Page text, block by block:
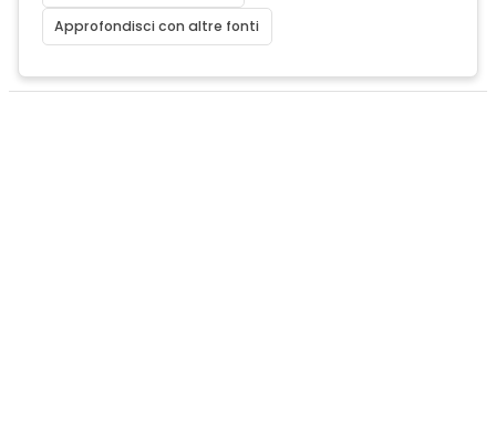
Approfondisci con altre fonti